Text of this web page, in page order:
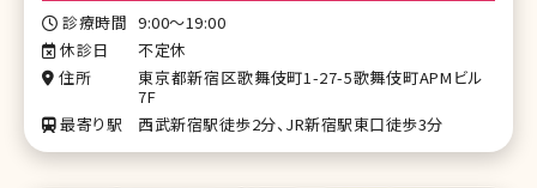
診療時間 9:00～19:00
休診日
不定休
住所
東京都新宿区歌舞伎町1-27-5歌舞伎町APMビル
7F
最寄り駅
西武新宿駅徒歩2分、JR新宿駅東口徒歩3分